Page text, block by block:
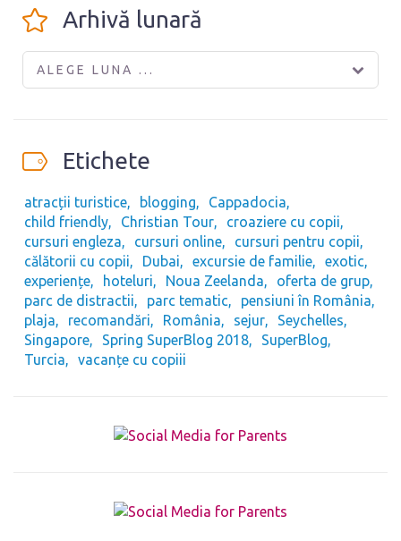
Arhivă lunară
ALEGE LUNA ...
Etichete
atracții turistice blogging
Cappadocia
child friendly
Christian Tour
croaziere cu copii
cursuri engleza
cursuri online
cursuri pentru copii
călătorii cu copii
Dubai excursie de familie
exotic
experiențe
hoteluri Noua Zeelanda
oferta de grup
parc de distractii
parc tematic
pensiuni în România
plaja
recomandări România sejur
Seychelles
Singapore
Spring SuperBlog 2018
SuperBlog
Turcia
vacanțe cu copiii